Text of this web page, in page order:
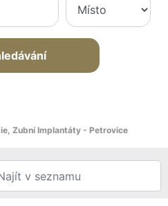
Zubní Implantáty - Petrovice